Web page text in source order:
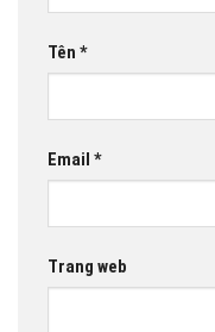
Tên *
Email *
Trang web